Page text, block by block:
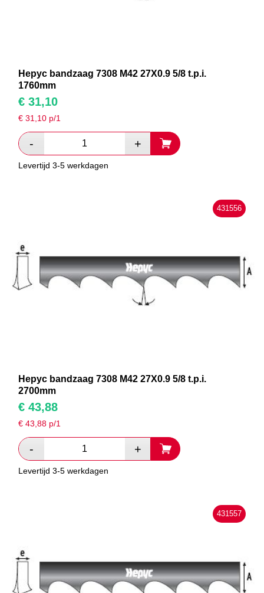
Hepyc bandzaag 7308 M42 27X0.9 5/8 t.p.i.
1760mm
€ 31,10
€31,10 p/1
Levertijd 3-5 werkdagen
431556
Hepyc bandzaag 7308 M42 27X0.9 5/8 t.p.i.
2700mm
€ 43,88
€43,88 p/1
Levertijd 3-5 werkdagen
431557